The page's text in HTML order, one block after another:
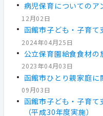
病児保育についてのア
12月02日
函館市子ども・子育て
2024年04月25日
公立保育園給食食材の
2023年04月03日
函館市ひとり親家庭に
09月03日
函館市子ども・子育て
（平成30年度実施）